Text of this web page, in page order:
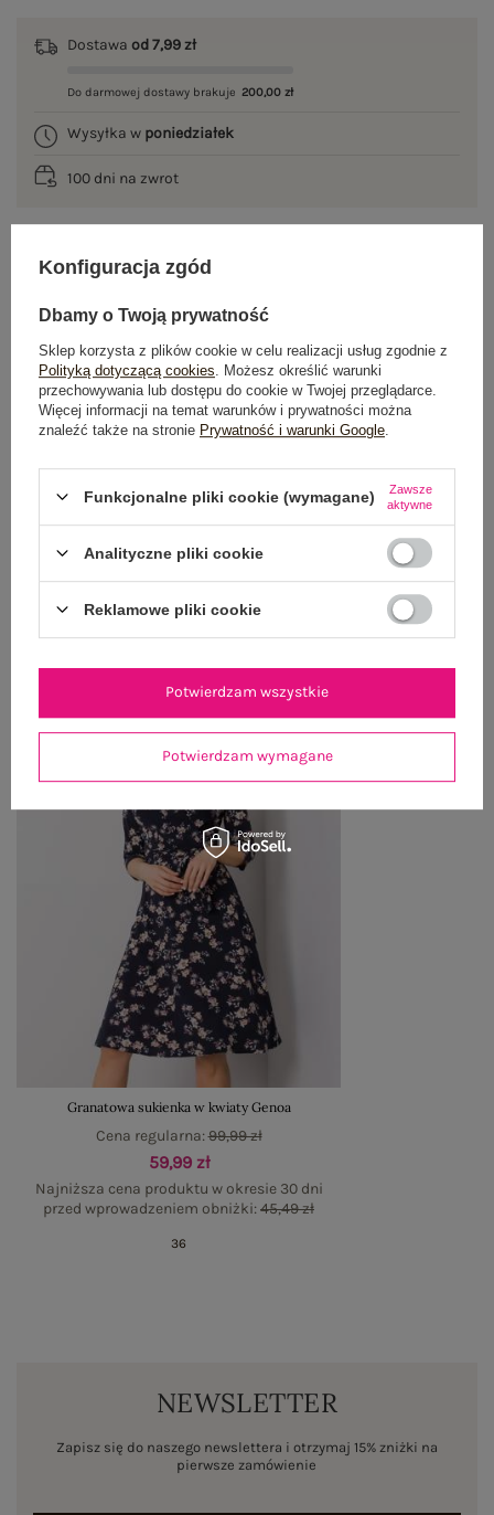
Dostawa od 7,99 zł
Do darmowej dostawy brakuje 200,00 zł
Wysyłka w poniedziałek
100 dni na zwrot
OPIS PRODUKTU
GŁÓWNE PARAMETRY
OPINIE O PRODUKCIE (1)
WYSYŁKA I DOSTAWA
OSTATNIO OGLĄDANE
Zobacz wszystko
Granatowa sukienka w kwiaty Genoa
59,99 zł
Najniższa cena produktu w okresie 30 dni
przed wprowadzeniem obniżki:45,49 zł
Cena regularna:99,99 zł
36
NEWSLETTER
Zapisz się do naszego newslettera i otrzymaj 15% zniżki na
pierwsze zamówienie
Konfiguracja zgód
Dbamy o Twoją prywatność
Sklep korzysta z plików cookie w celu realizacji usług zgodnie z
Polityką dotyczącą cookies . Możesz określić warunki
przechowywania lub dostępu do cookie w Twojej przeglądarce.
Więcej informacji na temat warunków i prywatności można
znaleźć także na stronie Prywatność i warunki Google
Funkcjonalne pliki cookie (wymagane)
Zawsze
aktywne
Analityczne pliki cookie
Reklamowe pliki cookie
Potwierdzam wymagane
Potwierdzam wszystkie